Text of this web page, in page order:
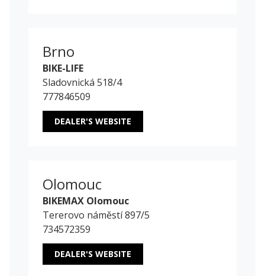
Brno
BIKE-LIFE
Sladovnická 518/4
777846509
DEALER'S WEBSITE
Olomouc
BIKEMAX Olomouc
Tererovo náměstí 897/5
734572359
DEALER'S WEBSITE